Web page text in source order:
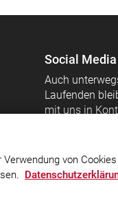
Social Media
Auch
Laufenden
mit uns in
von